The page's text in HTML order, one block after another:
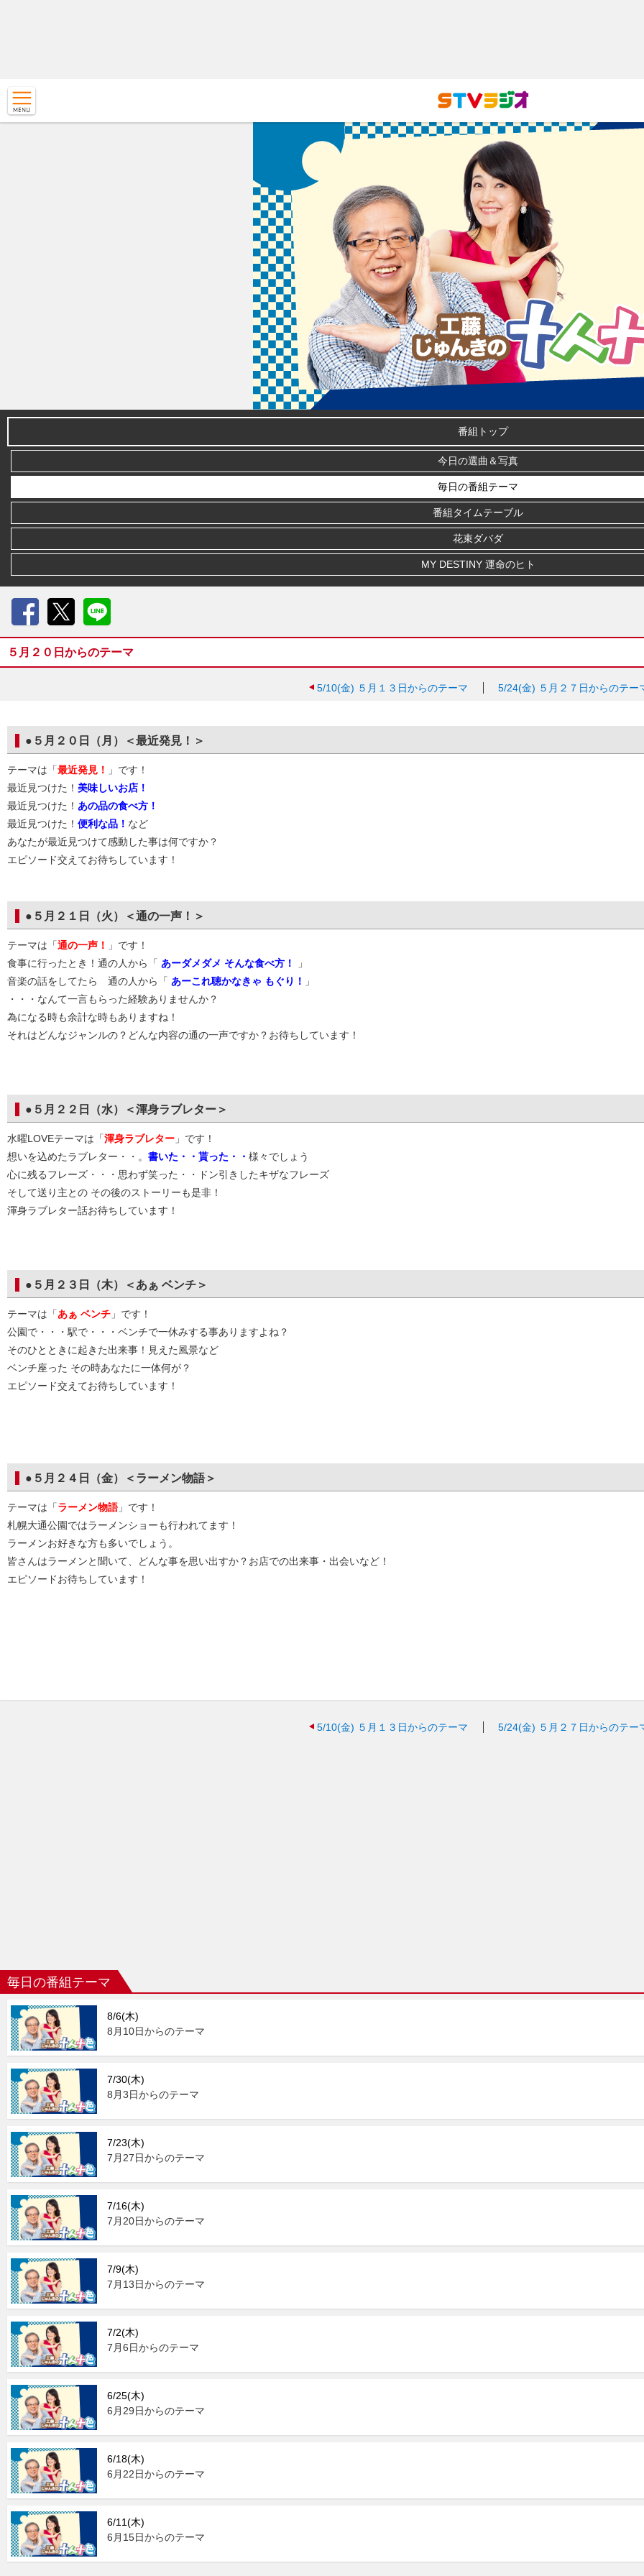
番組トップ
今日の選曲＆写真
毎日の番組テーマ
番組タイムテーブル
花束ダバダ
MY DESTINY 運命のヒト
５月２０日からのテーマ
5/10(金) ５月１３日からのテーマ 5/24(金) ５月２７日からのテー
●５月２０日（月）＜最近発見！＞
テーマは「最近発見！
」です！
最近見つけた！ 美味しいお店！
最近見つけた！ あの品の食べ方！
最近見つけた！ 便利な品！ など
あなたが最近見つけて感動した事は何ですか？
エピソード交えてお待ちしています！
●５月２１日（火）＜通の一声！＞
テーマは「通の一声！
」です！
食事に行ったとき！通の人から「 あーダメダメ そんな食べ方！
」
音楽の話をしてたら 通の人から「 あーこれ聴かなきゃ もぐり！
」
・・・なんて一言もらった経験ありませんか？
為になる時も余計な時もありますね！
それはどんなジャンルの？どんな内容の通の一声ですか？お待ちしています！
●５月２２日（水）＜渾身ラブレター＞
水曜LOVEテーマは「渾身ラブレター 」です！
想いを込めたラブレター・・。 書いた・・貰った・・ 様々でしょう
心に残るフレーズ・・・思わず笑った・・ドン引きしたキザなフレーズ
そして送り主との その後のストーリーも是非！
渾身ラブレター話お待ちしています！
●５月２３日（木）＜あぁ ベンチ＞
テーマは「あぁ ベンチ 」です！
公園で・・・駅で・・・ベンチで一休みする事ありますよね？
そのひとときに起きた出来事！見えた風景など
ベンチ座った その時あなたに一体何が？
エピソード交えてお待ちしています！
●５月２４日（金）＜ラーメン物語＞
テーマは「ラーメン物語 」です！
札幌大通公園ではラーメンショーも行われてます！
ラーメンお好きな方も多いでしょう。
皆さんはラーメンと聞いて、どんな事を思い出すか？お店での出来事・出会いなど！
エピソードお待ちしています！
5/10(金) ５月１３日からのテーマ 5/24(金) ５月２７日からのテー
毎日の番組テーマ
8/6(木)
8月10日からのテーマ
7/30(木)
8月3日からのテーマ
7/23(木)
7月27日からのテーマ
7/16(木)
7月20日からのテーマ
7/9(木)
7月13日からのテーマ
7/2(木)
7月6日からのテーマ
6/25(木)
6月29日からのテーマ
6/18(木)
6月22日からのテーマ
6/11(木)
6月15日からのテーマ